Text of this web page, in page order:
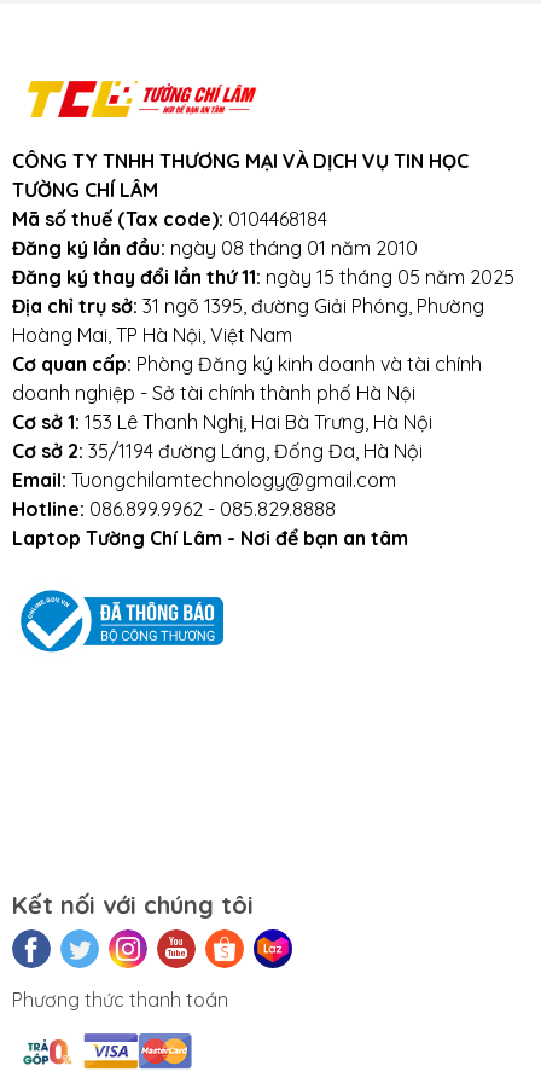
Cam kết:Tường Chí Lâm
chất lượng cao. Với tiêu chí chất lượng là
hàng đầu, chúng thôi cam kết không bán
hàng kém chất lượng, gây ảnh hưởng
đến laptop của khách hàng.
Lâm – Điểm 10 cho sự tin cậy
Lưu ý khi sử dụng pin laptop:
Tránh pin bị va đập, rơi vỡ, móp méo, tác
động vật lý bên ngoài vào
Tránh pin tiếp xúc với nước.
Tắt các ứng dụng không cần thiết khi sử dụng
laptop.
Mọi yêu cầu đặt hàng, hỗ trợ tư vấn sản
Website:https://tuongchilam.com
CÔNG TY TNHH THƯƠNG MẠI VÀ DỊCH VỤ TIN HỌC
TƯỜNG CHÍ LÂM
Mã số thuế (Tax code): 0104468184
Đăng ký lần đầu: ngày 08 tháng 01 năm 2010
Đăng ký thay đổi lần thứ 11: ngày 15 tháng 05 năm 2025
Địa chỉ trụ sở: 31 ngõ 1395, đường Giải Phóng, Phường
Hoàng Mai, TP Hà Nội, Việt Nam
Cơ quan cấp: Phòng Đăng ký kinh doanh và tài chính
doanh nghiệp - Sở tài chính thành phố Hà Nội
Cơ sở 1: 153 Lê Thanh Nghị, Hai Bà Trưng, Hà Nội
Cơ sở 2: 35/1194 đường Láng, Đống Đa, Hà Nội
Email: Tuongchilamtechnology@gmail.com
Hotline: 086.899.9962 - 085.829.8888
Laptop Tường Chí Lâm - Nơi để bạn an tâm
Kết nối với chúng tôi
Phương thức thanh toán